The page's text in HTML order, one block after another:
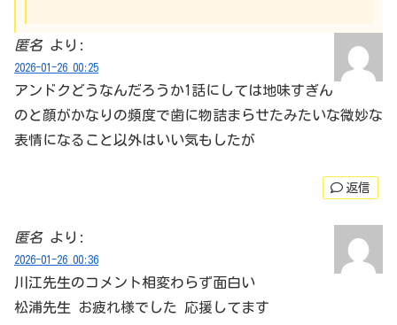
匿名 より:
2026-01-26 00:25
アンドクどうなんだろうか1話にしては地味すぎん
のと顔がかなりの頻度で歯に物詰まらせたみたいな微妙な
表情になること以外はいい気もしたが
返信
匿名 より:
2026-01-26 00:36
川江先生のコメント相変わらず面白い
松浦先生 お疲れ様でした 応援してます